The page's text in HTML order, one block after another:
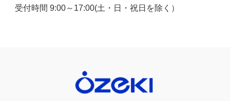
受付時間 9:00～17:00(土・日・祝日を除く）